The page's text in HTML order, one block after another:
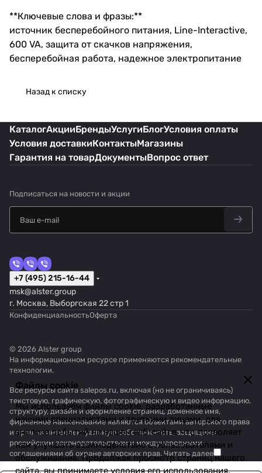
**Ключевые слова и фразы:**
источник бесперебойного питания, Line-Interactive,
600 VA, защита от скачков напряжения,
бесперебойная работа, надежное электропитание
Назад к списку
Файлы cookie
Мы используем файлы cookie, разработанные
нашими специалистами и третьими лицами, для
анализа событий на нашем веб-сайте, что позволяет
нам улучшать взаимодействие с пользователями и
обслуживание. Продолжая просмотр страниц нашего
сайта, вы принимаете условия его использования.
КаталогАкцииБрендыУслугиБлогУсловия оплаты
Условия доставкиКонтактыМагазины
Гарантия на товарДокументыВопрос ответ
Подписаться на новости и акции
+7 (495) 215-16-44
msk@alster.group
г. Москва, Выборгская 22 стр 1
КонфиденциальностьОферта
© 2026 Alster group
На информационном ресурсе применяются рекомендательные
технологии.
Все ресурсы сайта salepos.ru, включая (но не ограничиваясь)
текстовую, графическую, фотографическую и видео информацию,
структуру, дизайн и оформление страниц, доменное имя,
фирменное наименование являются объектами авторского права
и прав на интеллектуальную собственность, защищены
российским законодательством и международными
соглашениями об охране авторских прав. Читать далее